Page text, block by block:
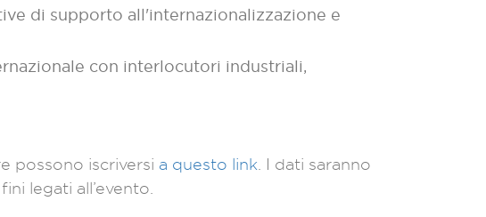
di supporto all'internazionalizzazione e
con interlocutori industriali,
possono iscriversi a questo link . I dati saranno
legati all’evento.